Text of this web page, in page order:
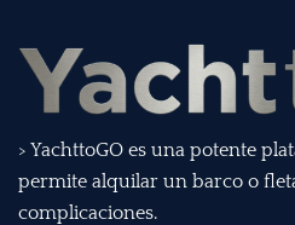
> YachttoGO es una potente
permite alquilar un barco o
complicaciones.